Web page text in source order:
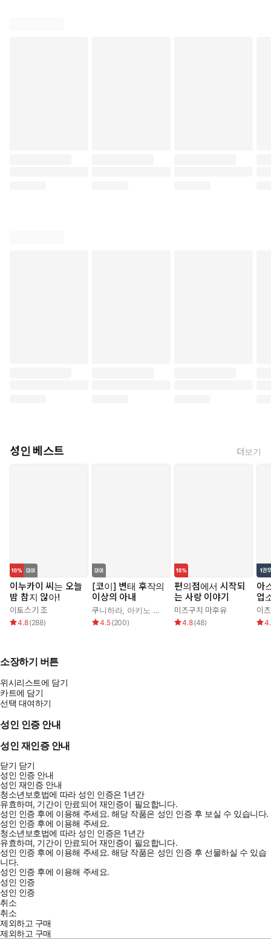
성인 베스트 더보기
이누카이 씨는 오늘
밤 참지 않아!
이토스기 조
4.8(288)
[코이] 변태 후작의
이상의 아내
쿠니하라, 아키노 신쥬 가무
4.5(200)
편의점에서 시작되
는 사랑 이야기
미즈구치 마후유
4.8(48)
아
업
니
이
소장하기 버튼
위시리스트에 담기
카트에 담기
선택 대여하기
성인 인증 안내
성인 재인증 안내
닫기 닫기
성인 인증 안내
성인 재인증 안내
청소년보호법에 따라 성인 인증은 1년간
유효하며, 기간이 만료되어 재인증이 필요합니다.
성인 인증 후에 이용해 주세요.해당 작품은 성인 인증 후 보실 수 있습니다.
성인 인증 후에 이용해 주세요.
청소년보호법에 따라 성인 인증은 1년간
유효하며, 기간이 만료되어 재인증이 필요합니다.
성인 인증 후에 이용해 주세요.해당 작품은 성인 인증 후 선물하실 수 있습
니다.
성인 인증 후에 이용해 주세요.
성인 인증
성인 인증
취소
취소
제외하고 구매
제외하고 구매